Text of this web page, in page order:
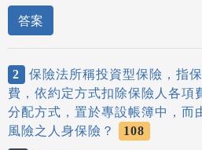
答案
2
保險法所稱投資型保險，指
費，依約定方式扣除保險人各項
分配方式，置於專設帳簿中，而
風險之人身保險？
108